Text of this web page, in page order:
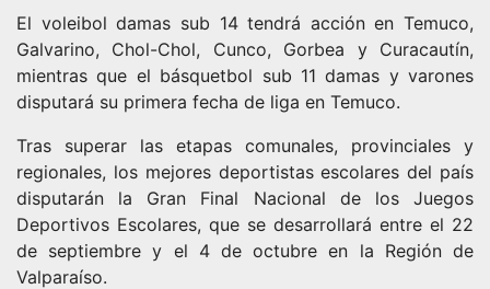
El voleibol damas sub 14 tendrá acción en Temuco,
Galvarino, Chol-Chol, Cunco, Gorbea y Curacautín,
mientras que el básquetbol sub 11 damas y varones
disputará su primera fecha de liga en Temuco.
Tras superar las etapas comunales, provinciales y
regionales, los mejores deportistas escolares del país
disputarán la Gran Final Nacional de los Juegos
Deportivos Escolares, que se desarrollará entre el 22
de septiembre y el 4 de octubre en la Región de
Valparaíso.